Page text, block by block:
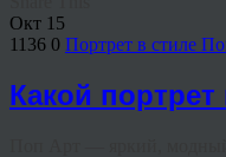
Окт 15
1136 0 Портрет в стиле
Какой